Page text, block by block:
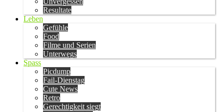
Resultate
Leben
Gefühle
Food
Filme und Serien
Unterwegs
Spass
Picdump
Fail-Dienstag
Cute News
Retro
Gerechtigkeit siegt